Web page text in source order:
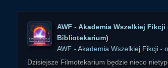
AWF - Akademia Wszelkiej
Bibliotekarium)
AWF - Akademia Wszelkiej Fikcji -
Dzisiejsze Filmotekarium będzie nieco